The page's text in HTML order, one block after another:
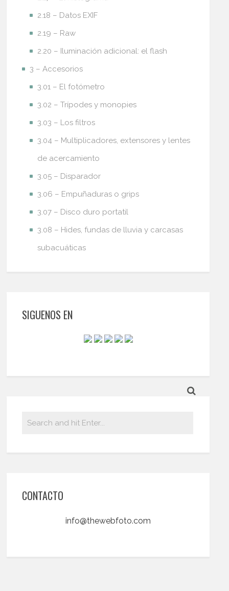
2.18 – Datos EXIF
2.19 – Raw
2.20 – Iluminación adicional: el flash
3 – Accesorios
3.01 – El fotómetro
3.02 – Trípodes y monopies
3.03 – Los filtros
3.04 – Multiplicadores, extensores y lentes
de acercamiento
3.05 – Disparador
3.06 – Empuñaduras o grips
3.07 – Disco duro portatil
3.08 – Hides, fundas de lluvia y carcasas
subacuáticas
SIGUENOS EN
CONTACTO
info@thewebfoto.com